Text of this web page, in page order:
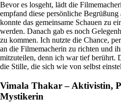
Bevor es losgeht, lädt die
empfand diese persönliche Begrüßung
konnte das gemeinsame Schauen zu
werden. Danach gab es noch
zu kommen. Ich nutzte die Chance,
an die Filmemacherin zu richten und
mitzuteilen, denn ich war tief berührt.
die Stille, die sich wie von selbst
Vimala Thakar – Aktivistin,
Mystikerin